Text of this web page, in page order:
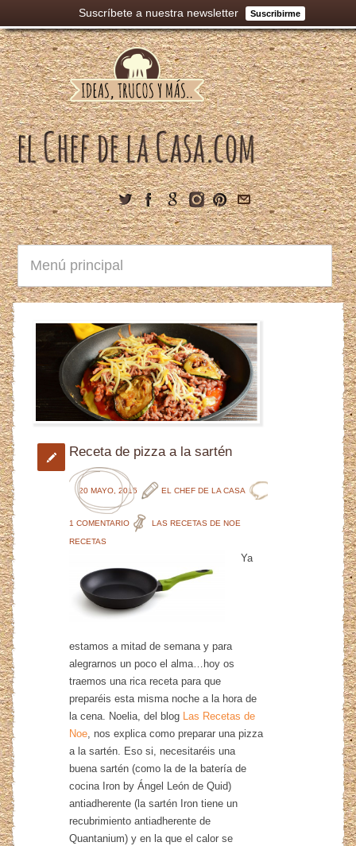
Suscríbete a nuestra newsletter Suscribirme
Receta de pizza a la sartén
20 MAYO, 2015 EL CHEF DE LA CASA
1 COMENTARIO LAS RECETAS DE NOE
RECETAS
Ya
estamos a mitad de semana y para
alegrarnos un poco el alma…hoy os
traemos una rica receta para que
preparéis esta misma noche a la hora de
la cena. Noelia, del blog Las Recetas de
Noe, nos explica como preparar una pizza
a la sartén. Eso si, necesitaréis una
buena sartén (como la de la batería de
cocina Iron by Ángel León de Quid)
antiadherente (la sartén Iron tiene un
recubrimiento antiadherente de
Quantanium) y en la que el calor se